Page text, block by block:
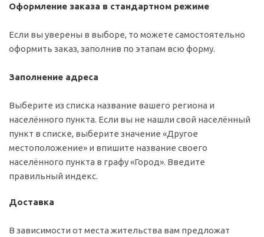
Оформление заказа в стандартном режиме
Если вы уверены в выборе, то можете самостоятельно
оформить заказ, заполнив по этапам всю форму.
Заполнение адреса
Выберите из списка название вашего региона и
населённого пункта. Если вы не нашли свой населённый
пункт в списке, выберите значение «Другое
местоположение» и впишите название своего
населённого пункта в графу «Город». Введите
правильный индекс.
Доставка
В зависимости от места жительства вам предложат